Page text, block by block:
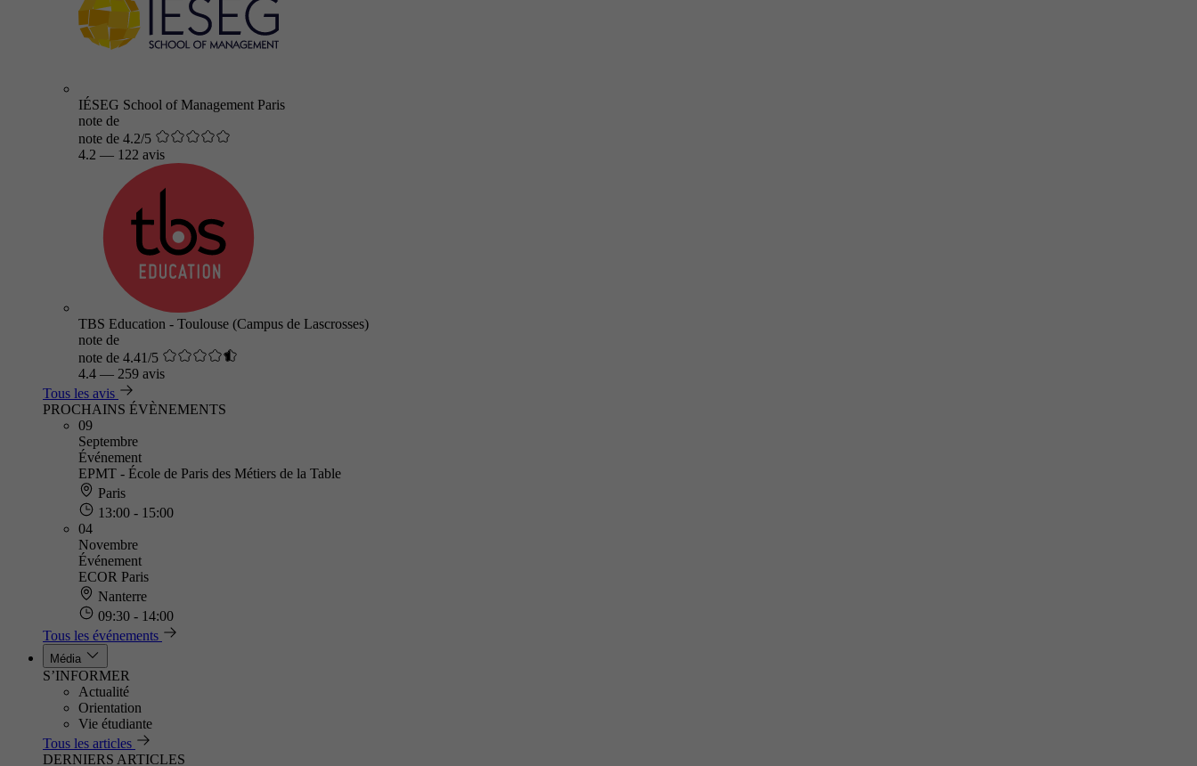
IÉSEG School of Management Paris
note de
note de 4.2/5
4.2 — 122 avis
TBS Education - Toulouse (Campus de Lascrosses)
note de
note de 4.41/5
4.4 — 259 avis
Tous les avis
PROCHAINS ÉVÈNEMENTS
09
Septembre
Événement
EPMT - École de Paris des Métiers de la Table
Paris
13:00 - 15:00
04
Novembre
Événement
ECOR Paris
Nanterre
09:30 - 14:00
Tous les événements
Média
S’INFORMER
Actualité
Orientation
Vie étudiante
Tous les articles
DERNIERS ARTICLES